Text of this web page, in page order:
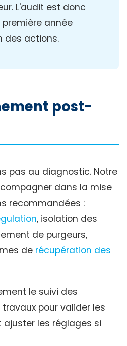
L'audit est donc
année
des actions.
post-
pas au diagnostic. Notre
dans la mise
recommandées :
, isolation des
de purgeurs,
de récupération des
le suivi des
pour valider les
les réglages si